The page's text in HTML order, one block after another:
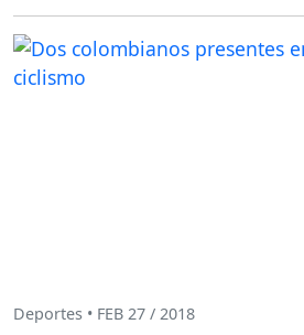
Deportes • FEB 27 / 2018